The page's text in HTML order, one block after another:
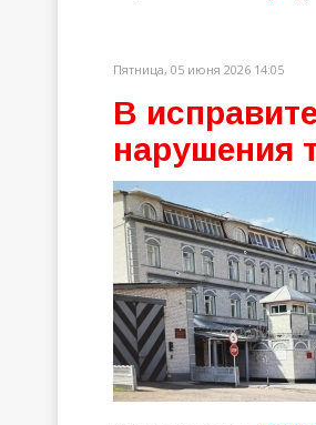
Пятница, 05 июня 2026 14:05
В
нарушения